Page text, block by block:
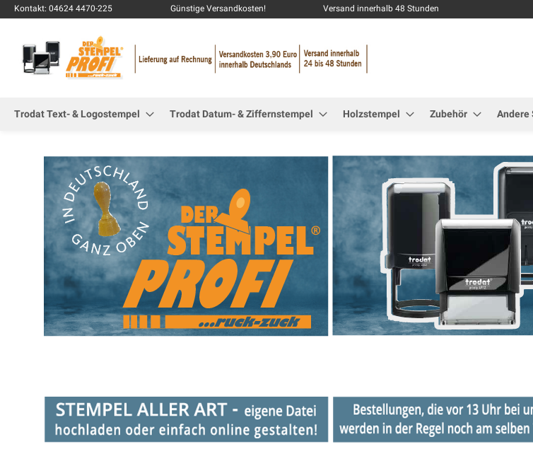
Kontakt: 04624 4470-225 Günstige Versandkosten! Versand innerhalb 48 Stunden
Trodat Text- & Logostempel Trodat Datum- & Ziffernstempel Holzstempel Zubehör Andere